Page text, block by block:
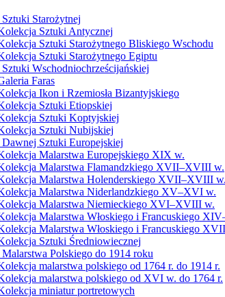
Starożytnej
Sztuki Antycznej
Sztuki Starożytnego Bliskiego Wschodu
Sztuki Starożytnego Egiptu
Wschodniochrześcijańskiej
Faras
Ikon i Rzemiosła Bizantyjskiego
Sztuki Etiopskiej
Sztuki Koptyjskiej
Sztuki Nubijskiej
Sztuki Europejskiej
Malarstwa Europejskiego XIX w.
Malarstwa Flamandzkiego XVII–XVIII w.
Malarstwa Holenderskiego XVII–XVIII w.
Malarstwa Niderlandzkiego XV–XVI w.
Malarstwa Niemieckiego XVI–XVIII w.
Malarstwa Włoskiego i Francuskiego
Malarstwa Włoskiego i Francuskiego
Sztuki Średniowiecznej
Polskiego do 1914 roku
malarstwa polskiego od 1764 r. do 1914 r.
malarstwa polskiego od XVI w. do 1764 r.
miniatur portretowych